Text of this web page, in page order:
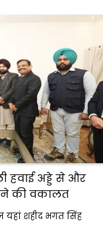
हवाई अड्डे से और
की वकालत
शहीद भगत सिंह